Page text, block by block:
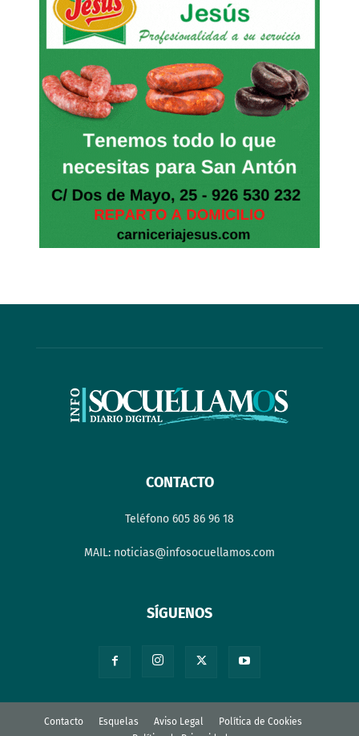
CONTACTO
Teléfono 605 86 96 18
MAIL: noticias@infosocuellamos.com
SÍGUENOS
Contacto Esquelas Aviso Legal
Política de Cookies